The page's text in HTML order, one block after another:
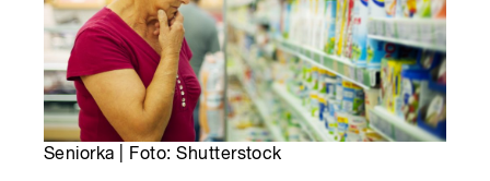
Seniorka | Foto: Shutterstock